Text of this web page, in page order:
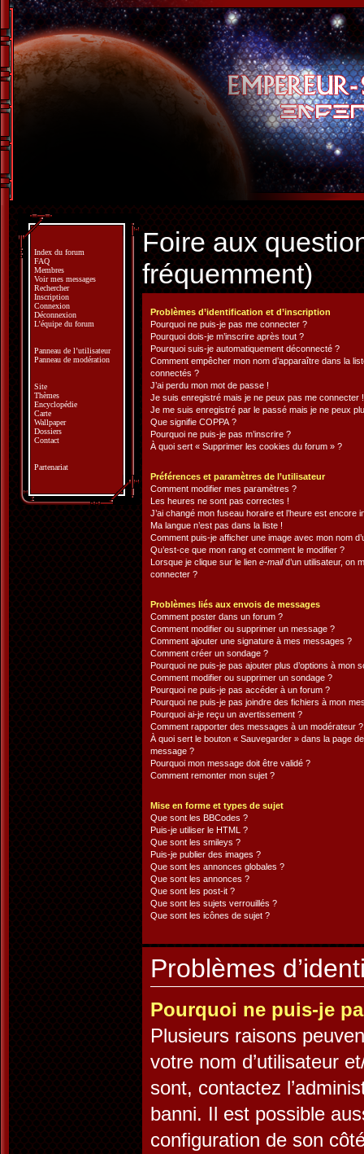
Foire aux
fréquemment)
Problèmes d’identification et d’inscription
Pourquoi ne puis-je pas me connecter ?
Pourquoi dois-je m’inscrire après tout ?
Pourquoi suis-je automatiquement déconnecté ?
Comment empêcher mon nom d’apparaître dans la
connectés ?
J’ai perdu mon mot de passe !
Je suis enregistré mais je ne peux pas me connecter !
Je me suis enregistré par le passé mais je ne peux
Que signifie COPPA ?
Pourquoi ne puis-je pas m’inscrire ?
À quoi sert « Supprimer les cookies du forum » ?
Préférences et paramètres de l’utilisateur
Comment modifier mes paramètres ?
Les heures ne sont pas correctes !
J’ai changé mon fuseau horaire et l’heure est encore
Ma langue n’est pas dans la liste !
Comment puis-je afficher une image avec mon nom
Qu’est-ce que mon rang et comment le modifier ?
Lorsque je clique sur le lien e-maild’un utilisateur, on
connecter ?
Problèmes liés aux envois de messages
Comment poster dans un forum ?
Comment modifier ou supprimer un message ?
Comment ajouter une signature à mes messages ?
Comment créer un sondage ?
Pourquoi ne puis-je pas ajouter plus d’options à mon
Comment modifier ou supprimer un sondage ?
Pourquoi ne puis-je pas accéder à un forum ?
Pourquoi ne puis-je pas joindre des fichiers à mon
Pourquoi ai-je reçu un avertissement ?
Comment rapporter des messages à un modérateur ?
À quoi sert le bouton « Sauvegarder » dans la page
message ?
Pourquoi mon message doit être validé ?
Comment remonter mon sujet ?
Mise en forme et types de sujet
Que sont les BBCodes ?
Puis-je utiliser le HTML ?
Que sont les smileys ?
Puis-je publier des images ?
Que sont les annonces globales ?
Que sont les annonces ?
Que sont les post-it ?
Que sont les sujets verrouillés ?
Que sont les icônes de sujet ?
Problèmes
Pourquoi ne puis-je
Plusieurs raisons
votre nom d’utilisateur
sont, contactez
banni. Il est possible
configuration de son
Index du forum
FAQ
Membres
Voir mes messages
Rechercher
Inscription
Connexion
Déconnexion
L’équipe du forum
Panneau de l’utilisateur
Panneau de modération
Site
Thèmes
Encyclopédie
Carte
Wallpaper
Dossiers
Contact
Partenariat